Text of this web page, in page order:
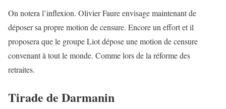
On notera l’inflexion. Olivier Faure envisage maintenant de
déposer sa propre motion de censure. Encore un effort et il
proposera que le groupe Liot dépose une motion de censure
convenant à tout le monde. Comme lors de la réforme des
retraites.
Tirade de Darmanin